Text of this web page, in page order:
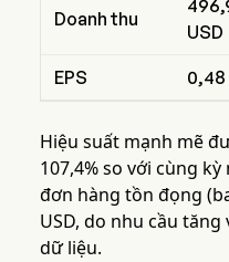
Doanh thu
USD
EPS 0,48
Hiệu suất mạnh mẽ
107,4% so với cùng
đơn hàng tồn đọng
USD, do nhu cầu
dữ liệu.